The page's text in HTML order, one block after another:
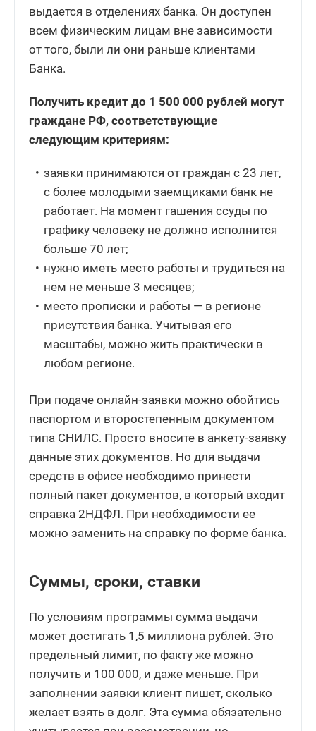
выдается в отделениях банка. Он доступен
всем физическим лицам вне зависимости
от того, были ли они раньше клиентами
Банка.
Получить кредит до 1 500 000 рублей могут
граждане РФ, соответствующие
следующим критериям:
заявки принимаются от граждан с 23 лет,
с более молодыми заемщиками банк не
работает. На момент гашения ссуды по
графику человеку не должно исполнится
больше 70 лет;
нужно иметь место работы и трудиться на
нем не меньше 3 месяцев;
место прописки и работы — в регионе
присутствия банка. Учитывая его
масштабы, можно жить практически в
любом регионе.
При подаче онлайн-заявки можно обойтись
паспортом и второстепенным документом
типа СНИЛС. Просто вносите в анкету-заявку
данные этих документов. Но для выдачи
средств в офисе необходимо принести
полный пакет документов, в который входит
справка 2НДФЛ. При необходимости ее
можно заменить на справку по форме банка.
Суммы, сроки, ставки
По условиям программы сумма выдачи
может достигать 1,5 миллиона рублей. Это
предельный лимит, по факту же можно
получить и 100 000, и даже меньше. При
заполнении заявки клиент пишет, сколько
желает взять в долг. Эта сумма обязательно